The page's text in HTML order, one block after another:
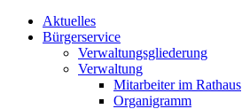
Aktuelles
Bürgerservice
Verwaltungsgliederung
Verwaltung
Mitarbeiter im Rathaus
Organigramm